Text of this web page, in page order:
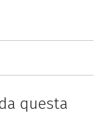
questa